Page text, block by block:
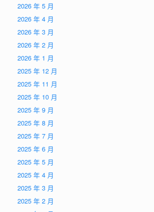
2026 年 5 月
2026 年 4 月
2026 年 3 月
2026 年 2 月
2026 年 1 月
2025 年 12 月
2025 年 11 月
2025 年 10 月
2025 年 9 月
2025 年 8 月
2025 年 7 月
2025 年 6 月
2025 年 5 月
2025 年 4 月
2025 年 3 月
2025 年 2 月